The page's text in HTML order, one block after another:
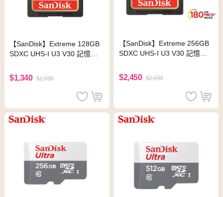
【SanDisk】Extreme 128GB
SDXC UHS-I U3 V30 記憶卡
$1,340 $1,999
【SanDisk】Extreme 256GB
SDXC UHS-I U3 V30 記憶卡
$2,450 $2,999